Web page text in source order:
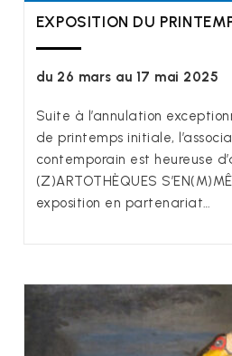
EXPOSITION DU
du 26 mars au 17 mai 2025
Suite à l’annulation
de printemps initiale,
contemporain est heureuse
(Z)ARTOTHÈQUES
exposition en partenariat…